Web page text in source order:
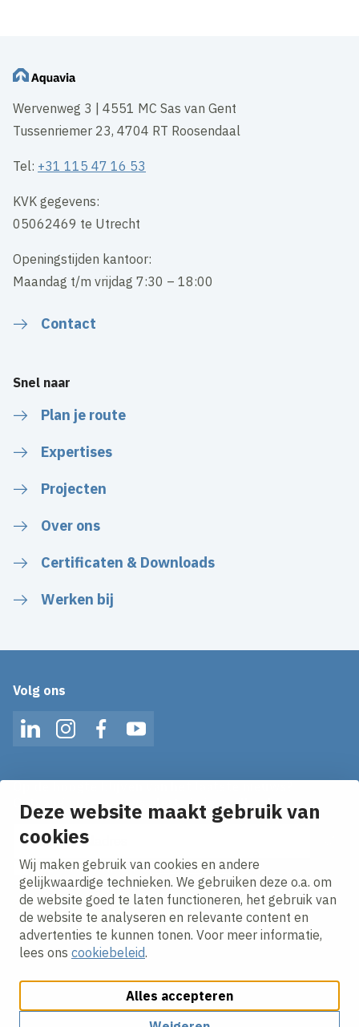
Deze website maakt gebruik van
cookies
Wij maken gebruik van cookies en andere
gelijkwaardige technieken. We gebruiken deze o.a. om
de website goed te laten functioneren, het gebruik van
de website te analyseren en relevante content en
advertenties te kunnen tonen. Voor meer informatie,
lees ons cookiebeleid.
Alles accepteren
Wervenweg 3 | 4551 MC Sas van Gent
Tussenriemer 23, 4704 RT Roosendaal
Tel: +31 115 47 16 53
KVK gegevens:
05062469 te Utrecht
Openingstijden kantoor:
Maandag t/m vrijdag 7:30 – 18:00
Contact
Snel naar
Plan je route
Expertises
Projecten
Over ons
Certificaten & Downloads
Werken bij
Volg ons
LinkedInInstagramFacebookYouTube
Ontvang onze nieuws alerts in je mailbox!
E-mailadres
Ik ga akkoord met hetprivacy statement.
Cookies aanpassenCookie beleidPrivacy policy